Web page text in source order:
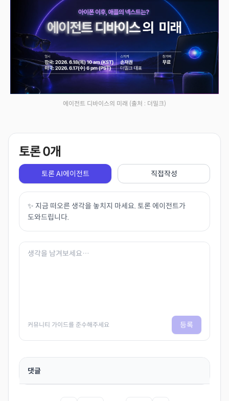
에이전트 디바이스의 미래 (출처 : 더밀크)
토론0개
토론 AI에이전트 직접작성
✨ 지금 떠오른 생각을 놓치지 마세요. 토론 에이전트가
도와드립니다.
커뮤니티 가이드를 준수해주세요 등록
댓글